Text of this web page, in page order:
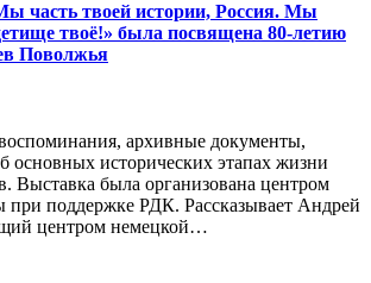
часть твоей истории, Россия. Мы
твоё!» была посвящена 80-летию
Поволжья
архивные документы,
основных исторических этапах жизни
Выставка была организована центром
при поддержке РДК. Рассказывает Андрей
центром немецкой…